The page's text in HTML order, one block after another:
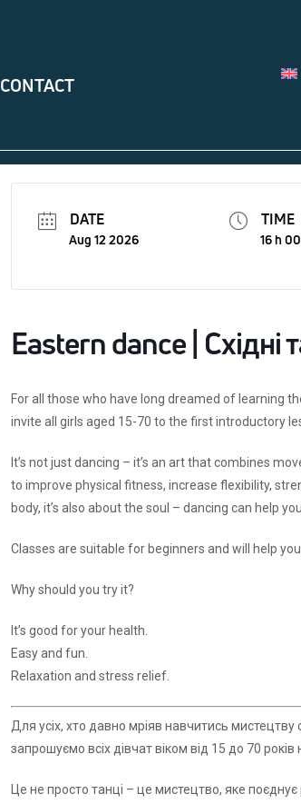
CONTACT
DATE
Aug 12 2026
TIME
16 h
Eastern dance | Східні
For all those who have long dreamed of learning
invite all girls aged 15-70 to the first introductory
It’s not just dancing – it’s an art that combines
to improve physical fitness, increase flexibility,
body, it’s also about the soul – dancing can help
Classes are suitable for beginners and will help
Why should you try it?
It’s good for your health.
Easy and fun.
Relaxation and stress relief.
Для усіх, хто давно мріяв навчитись
запрошуємо всіх дівчат віком від 15 до 70
Це не просто танці – це мистецтво, яке